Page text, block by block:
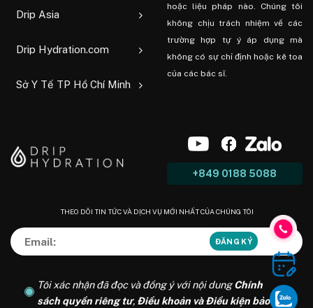
Drip Asia
Drip Hydration.com
Sở Y Tế TP Hồ Chí Minh
hoặc liệu pháp nào. Chúng tôi
không chịu trách nhiệm về các
trường hợp tự ý áp dụng mà
không có sự chỉ định hoặc kê toa
của các bác sĩ.
+849 0188 5088
THEO DÕI TIN TỨC VÀ DỊCH VỤ MỚI NHẤT CỦA CHÚNG TÔI
Tôi xác nhận đã đọc và đồng ý với nội dungChính
sách quyền riêng tư, Điều khoản và Điều kiện bảo